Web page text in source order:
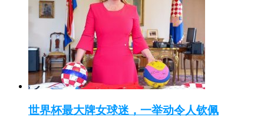
世界杯最大牌女球迷，一举动令人钦佩